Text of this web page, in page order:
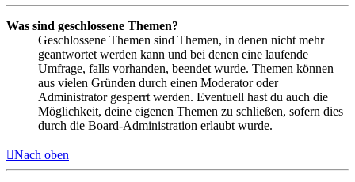
Was sind geschlossene Themen?
Geschlossene Themen sind Themen, in denen nicht mehr
geantwortet werden kann und bei denen eine laufende
Umfrage, falls vorhanden, beendet wurde. Themen können
aus vielen Gründen durch einen Moderator oder
Administrator gesperrt werden. Eventuell hast du auch die
Möglichkeit, deine eigenen Themen zu schließen, sofern dies
durch die Board-Administration erlaubt wurde.
Nach oben